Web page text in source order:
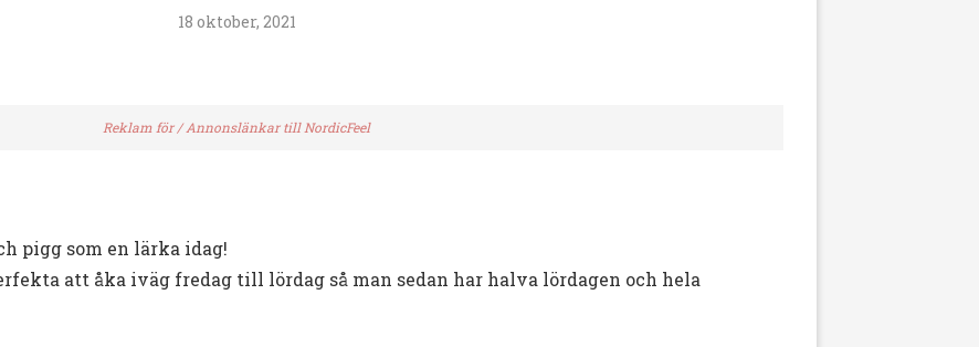
18 oktober, 2021
Reklam för / Annonslänkar till NordicFeel
pigg som en lärka idag!
att åka iväg fredag till lördag så man sedan har halva lördagen och hela